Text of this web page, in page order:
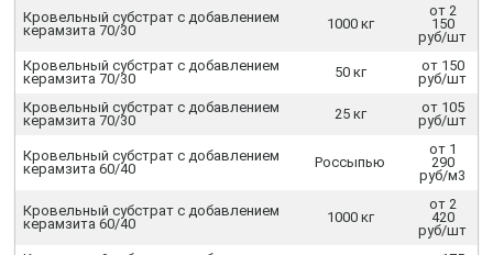
Кровельный субстрат с добавлением
керамзита 70/30
1000 кг
от 2
150
руб/шт
Кровельный субстрат с добавлением
керамзита 70/30
50 кг
от 150
руб/шт
Кровельный субстрат с добавлением
керамзита 70/30
25 кг
от 105
руб/шт
Кровельный субстрат с добавлением
керамзита 60/40
Россыпью
от 1
290
руб/м3
Кровельный субстрат с добавлением
керамзита 60/40
1000 кг
от 2
420
руб/шт